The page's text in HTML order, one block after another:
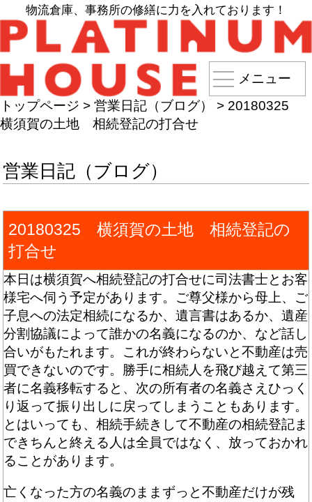
物流倉庫、事務所の修繕に力を入れております！
メニュー
トップページ > 営業日記（ブログ） > 20180325
横須賀の土地 相続登記の打合せ
営業日記（ブログ）
20180325 横須賀の土地 相続登記の
打合せ
本日は横須賀へ相続登記の打合せに司法書士とお客
様宅へ伺う予定があります。ご尊父様から母上、ご
子息への法定相続になるか、遺言書はあるか、遺産
分割協議によって誰かの名義になるのか、など話し
合いがもたれます。これが終わらないと不動産は売
買できないのです。勝手に相続人を飛び越えて第三
者に名義移転すると、次の所有者の名義さえひっく
り返って振り出しに戻ってしまうこともあります。
とはいっても、相続手続きして不動産の相続登記ま
できちんと終える人は全員ではなく、放っておかれ
ることがあります。
亡くなった方の名義のままずっと不動産だけが残